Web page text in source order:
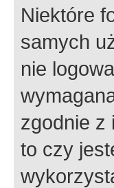
Niektóre
samych
nie
zgodnie z
to czy